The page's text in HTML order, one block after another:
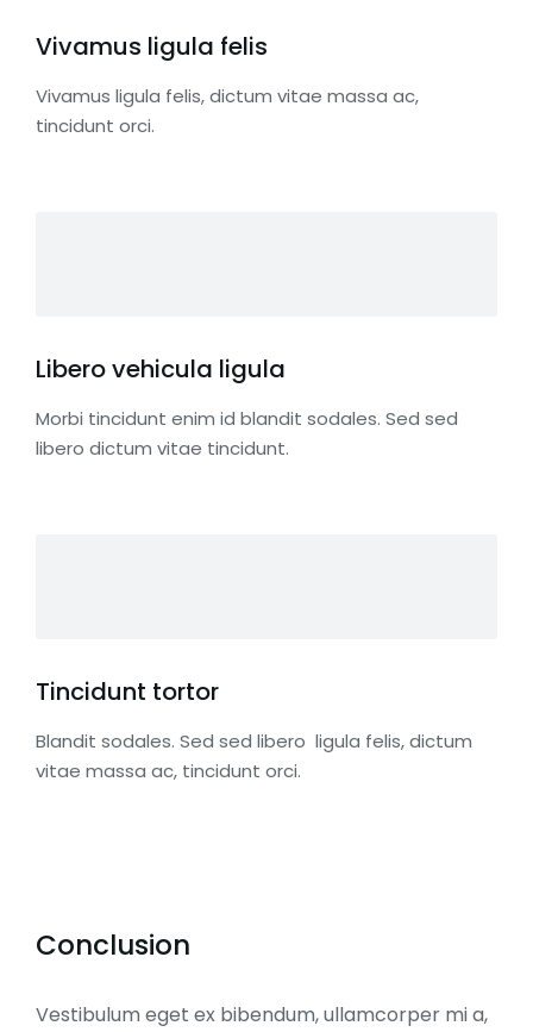
Vivamus ligula felis
Vivamus ligula felis, dictum vitae massa ac,
tincidunt orci.
Libero vehicula ligula
Morbi tincidunt enim id blandit sodales. Sed sed
libero dictum vitae tincidunt.
Tincidunt tortor
Blandit sodales. Sed sed libero ligula felis, dictum
vitae massa ac, tincidunt orci.
Conclusion
Vestibulum eget ex bibendum, ullamcorper mi a,